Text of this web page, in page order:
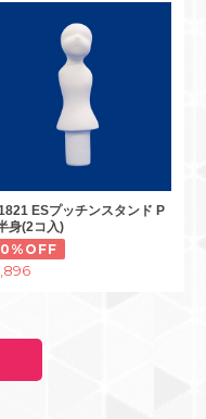
ESプッチンスタンド P
身(2コ入)